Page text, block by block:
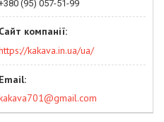
(95) 057-51-99
kakava.in.ua/ua/